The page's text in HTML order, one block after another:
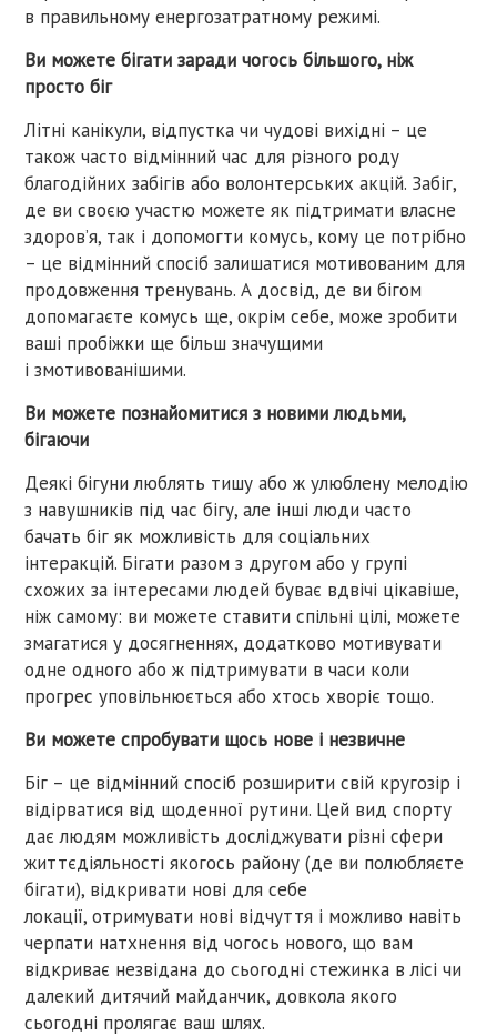
в правильному енергозатратному режимі.
Ви можете бігати заради чогось більшого, ніж
просто біг
Літні канікули, відпустка чи чудові вихідні – це
також часто відмінний час для різного роду
благодійних забігів або волонтерських акцій. Забіг,
де ви своєю участю можете як підтримати власне
здоров’я, так і допомогти комусь, кому це потрібно
– це відмінний спосіб залишатися мотивованим для
продовження тренувань. А досвід, де ви бігом
допомагаєте комусь ще, окрім себе, може зробити
ваші пробіжки ще більш значущими
і змотивованішими.
Ви можете познайомитися з новими людьми,
бігаючи
Деякі бігуни люблять тишу або ж улюблену мелодію
з навушників під час бігу, але інші люди часто
бачать біг як можливість для соціальних
інтеракцій. Бігати разом з другом або у групі
схожих за інтересами людей буває вдвічі цікавіше,
ніж самому: ви можете ставити спільні цілі, можете
змагатися у досягненнях, додатково мотивувати
одне одного або ж підтримувати в часи коли
прогрес уповільнюється або хтось хворіє тощо.
Ви можете спробувати щось нове і незвичне
Біг – це відмінний спосіб розширити свій кругозір і
відірватися від щоденної рутини. Цей вид спорту
дає людям можливість досліджувати різні сфери
життєдіяльності якогось району (де ви полюбляєте
бігати), відкривати нові для себе
локації, отримувати нові відчуття і можливо навіть
черпати натхнення від чогось нового, що вам
відкриває незвідана до сьогодні стежинка в лісі чи
далекий дитячий майданчик, довкола якого
сьогодні пролягає ваш шлях.